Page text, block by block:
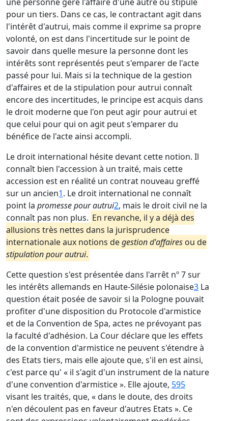
pour un tiers. Dans ce cas, le contractant agit dans
l'intérêt d'autrui, mais comme il exprime sa propre
volonté, on est dans l'incertitude sur le point de
savoir dans quelle mesure la personne dont les
intérêts sont représentés peut s'emparer de l'acte
passé pour lui. Mais si la technique de la gestion
d'affaires et de la stipulation pour autrui connaît
encore des incertitudes, le principe est acquis dans
le droit moderne que l'on peut agir pour autrui et
que celui pour qui on agit peut s'emparer du
bénéfice de l'acte ainsi accompli.
Le droit international hésite devant cette notion. Il
connaît bien l'accession à un traité, mais cette
accession est en réalité un contrat nouveau greffé
sur un ancien1. Le droit international ne connaît
point la promesse pour autrui2, mais le droit civil ne la
connaît pas non plus. En revanche, il y a déjà des
allusions très nettes dans la jurisprudence
internationale aux notions degestion d'affaires ou de
stipulation pour autrui.
Cette question s'est présentée dans l'arrêt nº 7 sur
les intérêts allemands en Haute-Silésie polonaise3 La
question était posée de savoir si la Pologne pouvait
profiter d'une disposition du Protocole d'armistice
et de la Convention de Spa, actes ne prévoyant pas
la faculté d'adhésion. La Cour déclare que les effets
de la convention d'armistice ne peuvent s'étendre à
des Etats tiers, mais elle ajoute que, s'il en est ainsi,
c'est parce qu' « il s'agit d'un instrument de la nature
d'une convention d'armistice ». Elle ajoute, 595
visant les traités, que, « dans le doute, des droits
n'en découlent pas en faveur d'autres Etats ». Ce